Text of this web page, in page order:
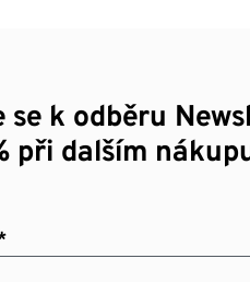
k odběru
při dalším